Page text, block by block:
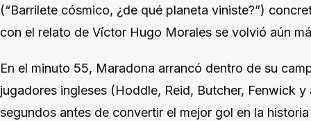
(“Barrilete cósmico, ¿de qué planeta viniste?”)
con el relato de Víctor Hugo Morales se volvió aún
En el minuto 55, Maradona arrancó dentro de su
jugadores ingleses (Hoddle, Reid, Butcher, Fenwick
segundos antes de convertir el mejor gol en la